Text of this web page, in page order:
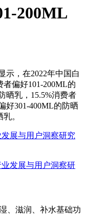
200ML
示，在2022年中国白
偏好101-200ML的
晒乳，15.5%消费者
好301-400ML的防晒
。
展与用户洞察研究
滋润、补水基础功